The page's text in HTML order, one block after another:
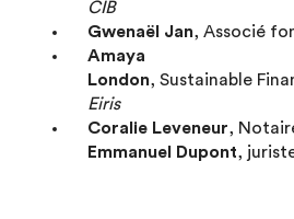
CIB
Gwenaël Jan, Associé
Amaya
London, Sustainable
Eiris
Coralie Leveneur,
Emmanuel Dupont,